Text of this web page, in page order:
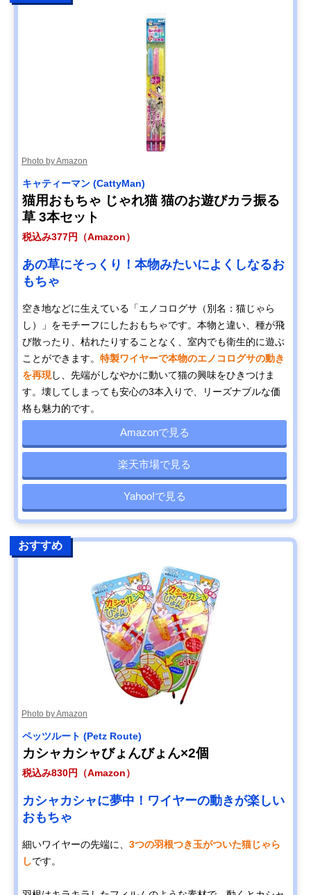
Photo by Amazon
キャティーマン (CattyMan)
猫用おもちゃ じゃれ猫 猫のお遊びカラ振る
草 3本セット
税込み377円（Amazon）
あの草にそっくり！本物みたいによくしなるお
もちゃ
空き地などに生えている「エノコログサ（別名：猫じゃら
し）」をモチーフにしたおもちゃです。本物と違い、種が飛
び散ったり、枯れたりすることなく、室内でも衛生的に遊ぶ
ことができます。 特製ワイヤーで本物のエノコログサの動き
を再現し、先端がしなやかに動いて猫の興味をひきつけま
す。壊してしまっても安心の3本入りで、リーズナブルな価
格も魅力的です。
Amazonで見る
楽天市場で見る
Yahoo!で見る
おすすめ
Photo by Amazon
ペッツルート (Petz Route)
カシャカシャびょんびょん×2個
税込み830円（Amazon）
カシャカシャに夢中！ワイヤーの動きが楽しい
おもちゃ
細いワイヤーの先端に、 3つの羽根つき玉がついた猫じゃら
しです。